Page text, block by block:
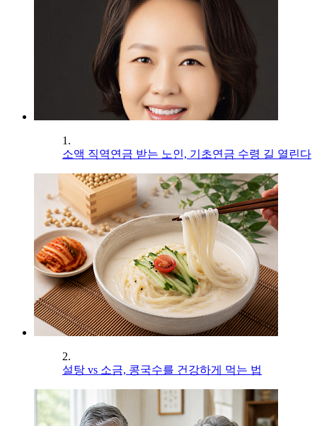
1.
소액 직역연금 받는 노인, 기초연금 수령 길 열린다
2.
설탕 vs 소금, 콩국수를 건강하게 먹는 법